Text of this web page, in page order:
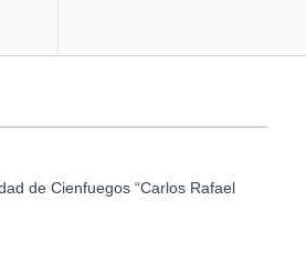
de Cienfuegos “Carlos Rafael